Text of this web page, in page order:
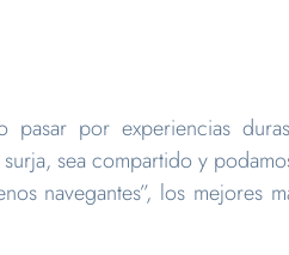
por experiencias
sea compartido y
navegantes”, los mejores